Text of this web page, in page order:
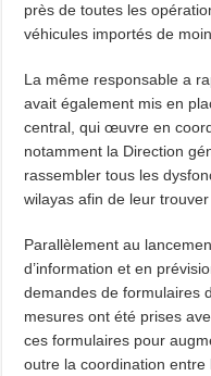
près de toutes les
véhicules importés de
La même responsable a
avait également mis en
central, qui œuvre en
notamment la Direction
rassembler tous les
wilayas afin de leur
Parallèlement au
d’information et en
demandes de formulaires
mesures ont été prises
ces formulaires pour
outre la coordination entre